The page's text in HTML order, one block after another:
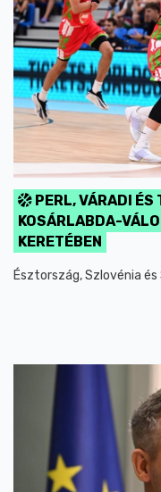
PERL, VÁRADI ÉS
KOSÁRLABDA-
KERETÉBEN
Észtország, Szlovénia